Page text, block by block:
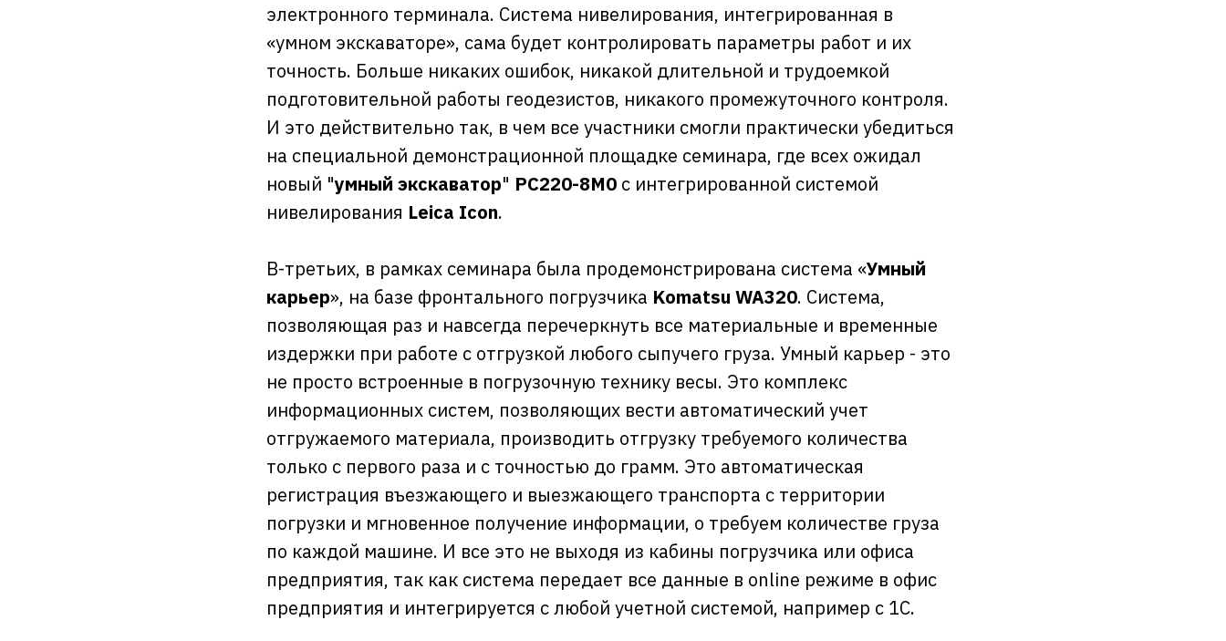
электронного терминала. Система нивелирования, интегрированная в
«умном экскаваторе», сама будет контролировать параметры работ и их
точность. Больше никаких ошибок, никакой длительной и трудоемкой
подготовительной работы геодезистов, никакого промежуточного контроля.
И это действительно так, в чем все участники смогли практически убедиться
на специальной демонстрационной площадке семинара, где всех ожидал
новый "умный экскаватор" PC220-8М0 с интегрированной системой
нивелирования Leica Icon.
В-третьих, в рамках семинара была продемонстрирована система «Умный
карьер», на базе фронтального погрузчика Komatsu WA320. Система,
позволяющая раз и навсегда перечеркнуть все материальные и временные
издержки при работе с отгрузкой любого сыпучего груза. Умный карьер - это
не просто встроенные в погрузочную технику весы. Это комплекс
информационных систем, позволяющих вести автоматический учет
отгружаемого материала, производить отгрузку требуемого количества
только с первого раза и с точностью до грамм. Это автоматическая
регистрация въезжающего и выезжающего транспорта с территории
погрузки и мгновенное получение информации, о требуем количестве груза
по каждой машине. И все это не выходя из кабины погрузчика или офиса
предприятия, так как система передает все данные в online режиме в офис
предприятия и интегрируется с любой учетной системой, например с 1С.